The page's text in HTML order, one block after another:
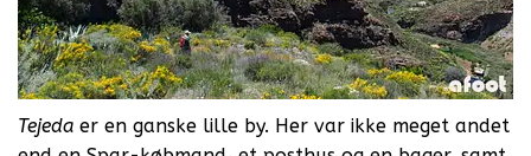
Tejeda er en ganske lille by. Her var ikke meget andet